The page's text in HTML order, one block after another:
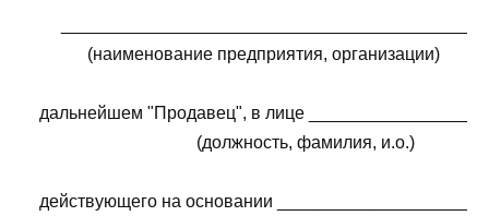
               (наименование предприятия, организации)
дальнейшем "Продавец", в лице
                                        (должность, фамилия, и.о.)
действующего на основании